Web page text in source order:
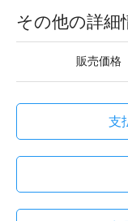
その他の詳細
販売価格
支